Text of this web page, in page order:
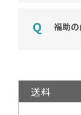
福助の
送料